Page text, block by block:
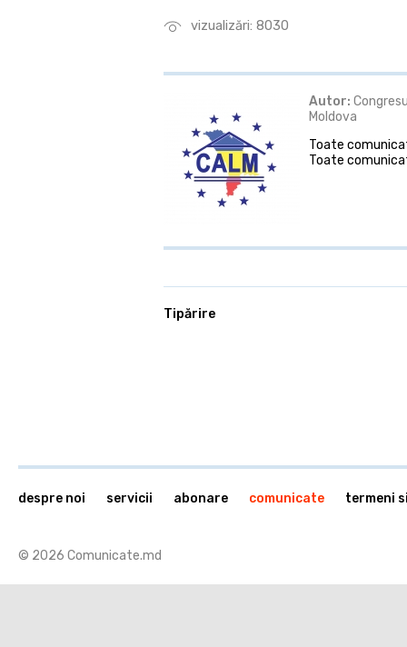
vizualizări: 8030
Autor:
Moldova
Toate
Toate
Tipărire
© 2026 Comunicate.md
despre noi servicii abonare comunicate termeni